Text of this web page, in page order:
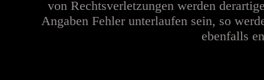
von Rechtsverletzungen werden
Angaben Fehler unterlaufen sein, so
ebenfalls